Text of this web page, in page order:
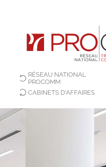
RÉSEAU NATIONAL
PROCOMM
CABINETS D'AFFAIRES